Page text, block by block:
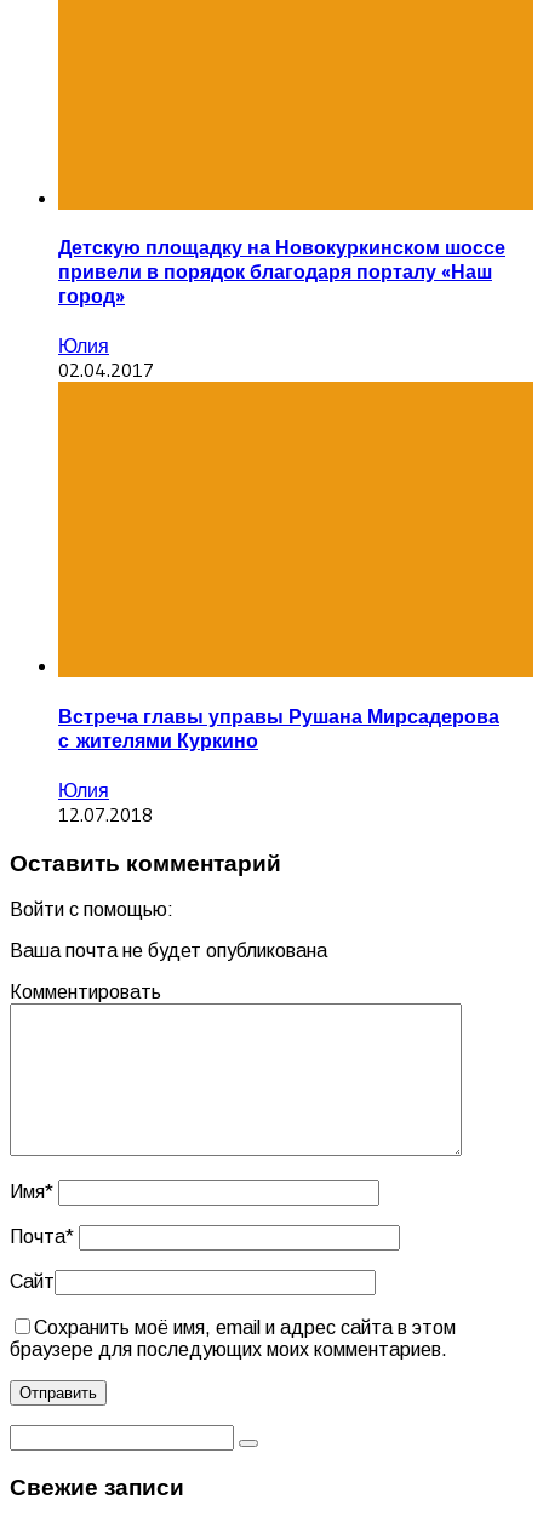
Детскую площадку на Новокуркинском шоссе
привели в порядок благодаря порталу «Наш
город»
Юлия
02.04.2017
Встреча главы управы Рушана Мирсадерова
с жителями Куркино
Юлия
12.07.2018
Оставить комментарий
Войти с помощью:
Ваша почта не будет опубликована
Комментировать
Имя*
Почта*
Сайт
Сохранить моё имя, email и адрес сайта в этом
браузере для последующих моих комментариев.
Свежие записи